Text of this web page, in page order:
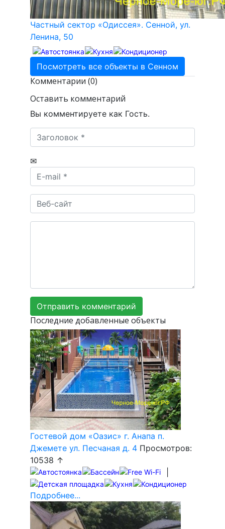
Частный сектор «Одиссея». Сенной, ул.
Ленина, 50
Посмотреть все объекты в Сенном
Комментарии (0)
Оставить комментарий
Вы комментируете как Гость.
Последние добавленные объекты
Гостевой дом «Оазис» г. Анапа п.
Джемете ул. Песчаная д. 4 Просмотров:
10538 ↑
Подробнее...